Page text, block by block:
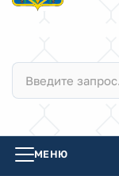
МЕНЮ